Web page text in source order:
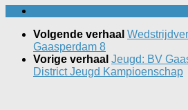
Volgende verhaal
Gaasperdam 8
Vorige verhaal Jeugd: BV
District Jeugd Kampioenschap